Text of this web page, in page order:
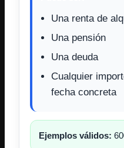
Una renta de
Una pensión
Una deuda
Cualquier
fecha concreta
Ejemplos válidos: